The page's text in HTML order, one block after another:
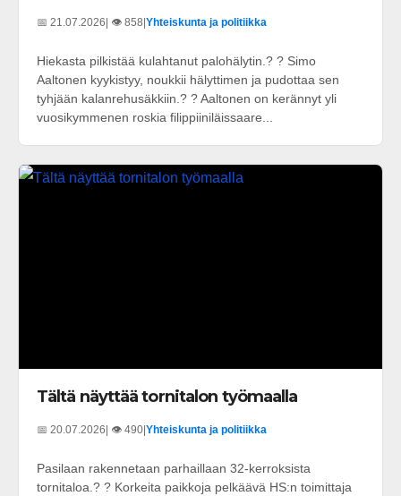
📅 21.07.2026| 👁️ 858|Yhteiskunta ja politiikka
Hiekasta pilkistää kulahtanut palohälytin.? ? Simo
Aaltonen kyykistyy, noukkii hälyttimen ja pudottaa sen
tyhjään kalanrehusäkkiin.? ? Aaltonen on kerännyt yli
vuosikymmenen roskia filippiiniläissaare...
Tältä näyttää tornitalon työmaalla
📅 20.07.2026 | 👁️ 490 Yhteiskunta ja politiikka
Pasilaan rakennetaan parhaillaan 32-kerroksista
tornitaloa.? ? Korkeita paikkoja pelkäävä HS:n toimittaja